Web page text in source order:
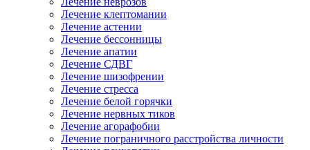
Лечение клептомании
Лечение астении
Лечение бессонницы
Лечение апатии
Лечение СДВГ
Лечение шизофрении
Лечение стресса
Лечение белой горячки
Лечение нервных тиков
Лечение агорафобии
Лечение пограничного расстройства личности